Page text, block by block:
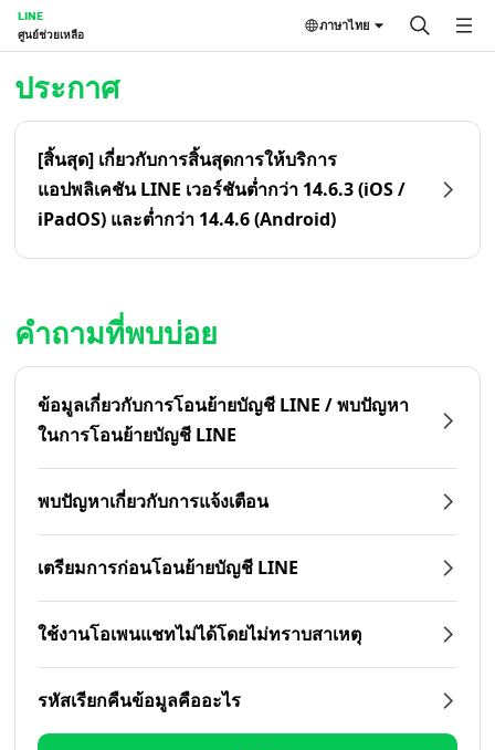
LINE
ศูนย์ช่วยเหลือ
ภาษาไทย
ประกาศ
[สิ้นสุด] เกี่ยวกับการสิ้นสุดการให้บริการ
แอปพลิเคชัน LINE เวอร์ชันต่ำกว่า 14.6.3 (iOS /
iPadOS) และต่ำกว่า 14.4.6 (Android)
คำถามที่พบบ่อย
ข้อมูลเกี่ยวกับการโอนย้ายบัญชี LINE / พบปัญหา
ในการโอนย้ายบัญชี LINE
พบปัญหาเกี่ยวกับการแจ้งเตือน
เตรียมการก่อนโอนย้ายบัญชี LINE
ใช้งานโอเพนแชทไม่ได้โดยไม่ทราบสาเหตุ
รหัสเรียกคืนข้อมูลคืออะไร